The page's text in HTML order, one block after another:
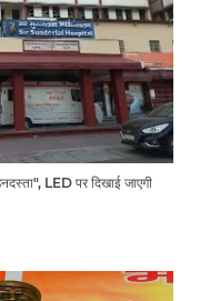
LED पर दिखाई जाएगी